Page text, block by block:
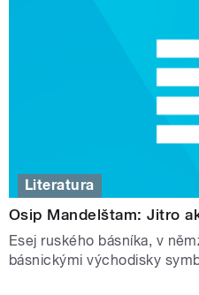
Literatura
Osip Mandelštam: Jitro
Esej ruského básníka, v
básnickými východisky